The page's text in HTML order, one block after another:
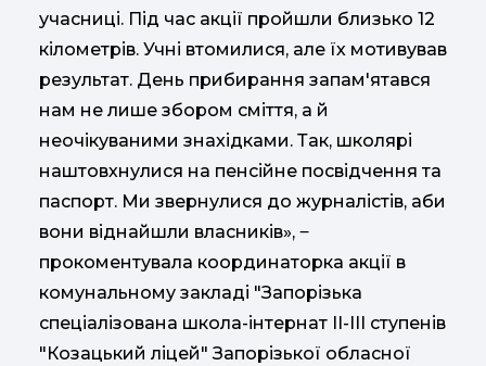
учасниці. Під час акції пройшли близько 12
кілометрів. Учні втомилися, але їх мотивував
результат. День прибирання запам'ятався
нам не лише збором сміття, а й
неочікуваними знахідками. Так, школярі
наштовхнулися на пенсійне посвідчення та
паспорт. Ми звернулися до журналістів, аби
вони віднайшли власників», ‒
прокоментувала координаторка акції в
комунальному закладі "Запорізька
спеціалізована школа-інтернат ІІ-ІІІ ступенів
"Козацький ліцей" Запорізької обласної